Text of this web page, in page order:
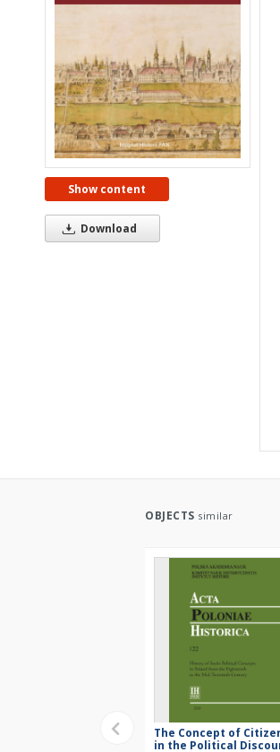
Show content
Download
OBJECTS similar
The Concept of
in the Political